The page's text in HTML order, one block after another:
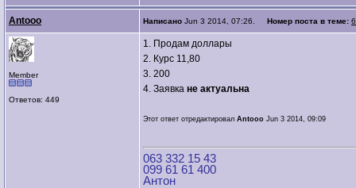
Antooo Написано Jun 3 2014, 07:26. Номер поста в теме: 6
Member
Ответов: 449
1. Продам доллары
2. Курс 11,80
3. 200
4. Заявка не актуальна
Этот ответ отредактировал Antooo Jun 3 2014, 09:09
063 332 15 43
099 61 61 400
Антон